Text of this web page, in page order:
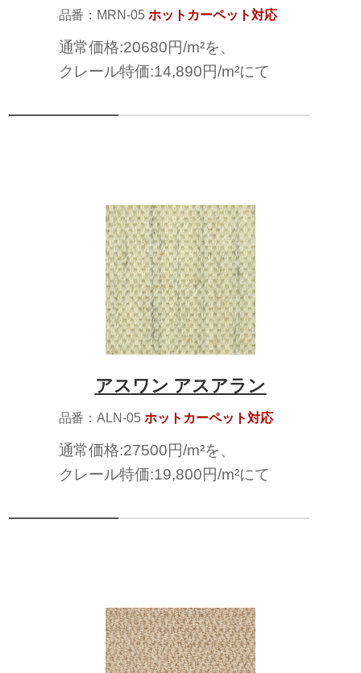
品番：MRN-05ホットカーペット対応
通常価格:20680円/m²を、
クレール特価:14,890円/m²にて
アスワン アスアラン
品番：ALN-05ホットカーペット対応
通常価格:27500円/m²を、
クレール特価:19,800円/m²にて